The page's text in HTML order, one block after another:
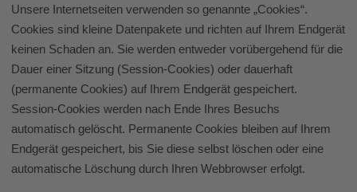
Unsere Internetseiten verwenden so genannte „Cookies“.
Cookies sind kleine Datenpakete und richten auf Ihrem Endgerät
keinen Schaden an. Sie werden entweder vorübergehend für die
Dauer einer Sitzung (Session-Cookies) oder dauerhaft
(permanente Cookies) auf Ihrem Endgerät gespeichert.
Session-Cookies werden nach Ende Ihres Besuchs
automatisch gelöscht. Permanente Cookies bleiben auf Ihrem
Endgerät gespeichert, bis Sie diese selbst löschen oder eine
automatische Löschung durch Ihren Webbrowser erfolgt.